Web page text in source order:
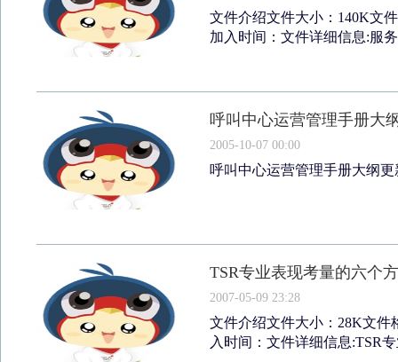
文件介绍文件大小：140K文
加入时间：文件详细信息:服
呼叫中心运营管理手册大
2005-10-07 00:00
呼叫中心运营管理手册大纲
TSR专业表现考量的六个
2007-05-09 23:28
文件介绍文件大小：28K文件
入时间：文件详细信息:TSR